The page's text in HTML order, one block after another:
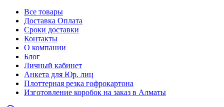
Все товары
Доставка Оплата
Сроки доставки
Контакты
О компании
Блог
Личный кабинет
Анкета для Юр. лиц
Плоттерная резка гофрокартона
Изготовление коробок на заказ в Алматы